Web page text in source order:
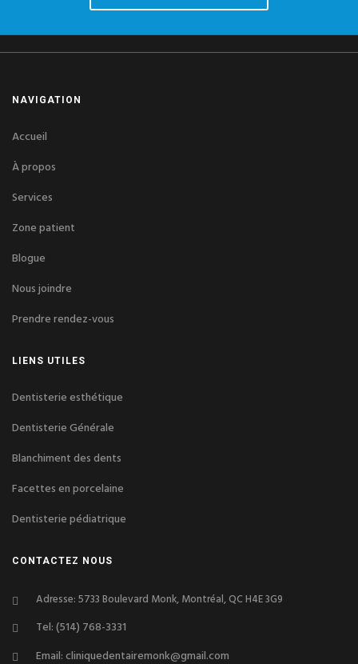
NAVIGATION
Accueil
À propos
Services
Zone patient
Blogue
Nous joindre
Prendre rendez-vous
LIENS UTILES
Dentisterie esthétique
Dentisterie Générale
Blanchiment des dents
Facettes en porcelaine
Dentisterie pédiatrique
CONTACTEZ NOUS
Adresse: 5733 Boulevard Monk, Montréal, QC H4E 3G9
Tel: (514) 768-3331
Email: cliniquedentairemonk@gmail.com